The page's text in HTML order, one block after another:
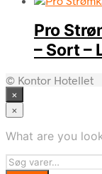
Pro
– Sort –
© Kontor Hotellet
×
×
What are you